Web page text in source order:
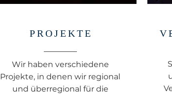
PROJEKTE
Wir haben verschiedene
Projekte, in denen wir regional
und überregional für die